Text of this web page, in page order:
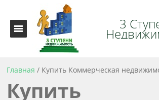
3
Главная / Купить Коммерческая
Купить